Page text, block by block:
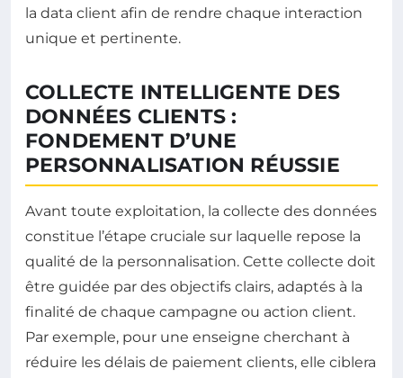
la data client afin de rendre chaque interaction
unique et pertinente.
COLLECTE INTELLIGENTE DES
DONNÉES CLIENTS :
FONDEMENT D’UNE
PERSONNALISATION RÉUSSIE
Avant toute exploitation, la collecte des données
constitue l’étape cruciale sur laquelle repose la
qualité de la personnalisation. Cette collecte doit
être guidée par des objectifs clairs, adaptés à la
finalité de chaque campagne ou action client.
Par exemple, pour une enseigne cherchant à
réduire les délais de paiement clients, elle ciblera